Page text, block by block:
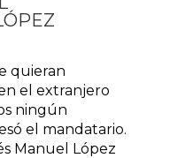
quieran
el extranjero
ningún
el mandatario.
Manuel López